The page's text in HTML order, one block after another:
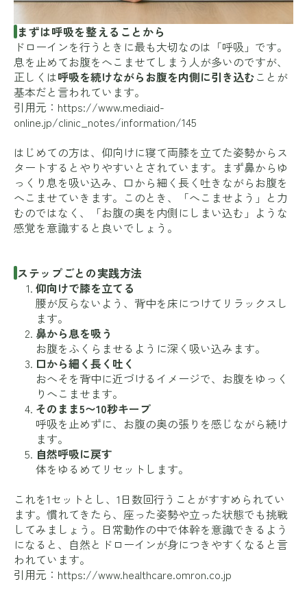
まずは呼吸を整えることから
ドローインを行うときに最も大切なのは「呼吸」です。
息を止めてお腹をへこませてしまう人が多いのですが、
正しくは呼吸を続けながらお腹を内側に引き込むことが
基本だと言われています。
引用元： https://www.mediaid-
online.jp/clinic_notes/information/145
はじめての方は、仰向けに寝て両膝を立てた姿勢からス
タートするとやりやすいとされています。まず鼻からゆ
っくり息を吸い込み、口から細く長く吐きながらお腹を
へこませていきます。このとき、「へこませよう」と力
むのではなく、「お腹の奥を内側にしまい込む」ような
感覚を意識すると良いでしょう。
ステップごとの実践方法
仰向けで膝を立てる
腰が反らないよう、背中を床につけてリラックスし
ます。
鼻から息を吸う
お腹をふくらませるように深く吸い込みます。
口から細く長く吐く
おへそを背中に近づけるイメージで、お腹をゆっく
りへこませます。
そのまま5〜10秒キープ
呼吸を止めずに、お腹の奥の張りを感じながら続け
ます。
自然呼吸に戻す
体をゆるめてリセットします。
これを1セットとし、1日数回行うことがすすめられてい
ます。慣れてきたら、座った姿勢や立った状態でも挑戦
してみましょう。日常動作の中で体幹を意識できるよう
になると、自然とドローインが身につきやすくなると言
われています。
引用元： https://www.healthcare.omron.co.jp